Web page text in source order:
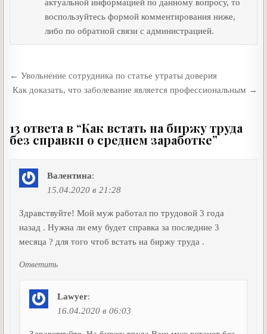
n
k
т
актуальной информацией по данному вопросу, то
воспользуйтесь формой комментирования ниже,
либо по обратной связи с администрацией.
Навигация
по
← Увольнение сотрудника по статье утраты доверия
Как доказать, что заболевание является профессиональным →
13 ответа в “Как встать на биржу труда
без справки о среднем заработке”
Валентина:
15.04.2020 в 21:28
Здравствуйте! Мой муж работал по трудовой 3 года
назад . Нужна ли ему будет справка за последние 3
месяца ? для того чтоб встать на биржу труда .
Ответить
Lawyer:
16.04.2020 в 06:03